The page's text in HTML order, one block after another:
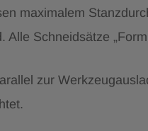
maximalem
Alle Schneidsätze
zur